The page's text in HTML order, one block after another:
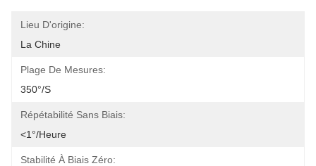
Lieu D'origine:
La Chine
Plage De Mesures:
350°/s
Répétabilité Sans Biais:
<1°/heure
Stabilité À Biais Zéro: